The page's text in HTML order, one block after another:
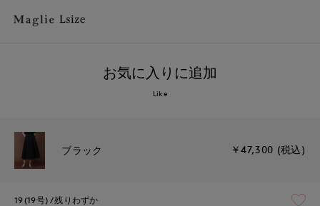
お気に入りに追加
Like
ブラック ￥47,300 (税込)
19(19号) 残りわずか